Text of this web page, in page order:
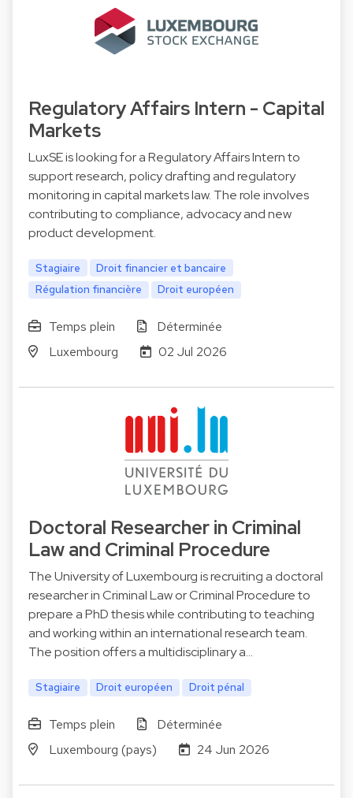
Regulatory Affairs Intern - Capital
Markets
LuxSE is looking for a Regulatory Affairs Intern to
support research, policy drafting and regulatory
monitoring in capital markets law. The role involves
contributing to compliance, advocacy and new
product development.
Stagiaire
Droit financier et bancaire
Régulation financière
Droit européen
Temps plein
Déterminée
Luxembourg
02 Jul 2026
Doctoral Researcher in Criminal
Law and Criminal Procedure
The University of Luxembourg is recruiting a doctoral
researcher in Criminal Law or Criminal Procedure to
prepare a PhD thesis while contributing to teaching
and working within an international research team.
The position offers a multidisciplinary a…
Stagiaire Droit européen Droit pénal
Temps plein
Déterminée
Luxembourg (pays)
24 Jun 2026